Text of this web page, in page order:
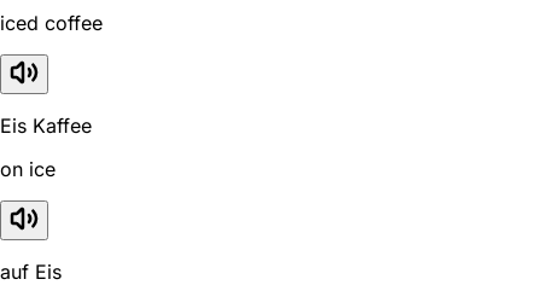
iced coffee
Eis Kaffee
on ice
auf Eis